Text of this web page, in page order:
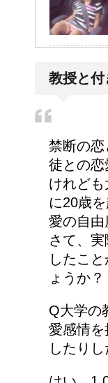
教授と付
禁断の恋
徒との恋
けれど
に20歳
愛の自由
さて、
したこ
ょうか？
Q大学の
愛感情
したり